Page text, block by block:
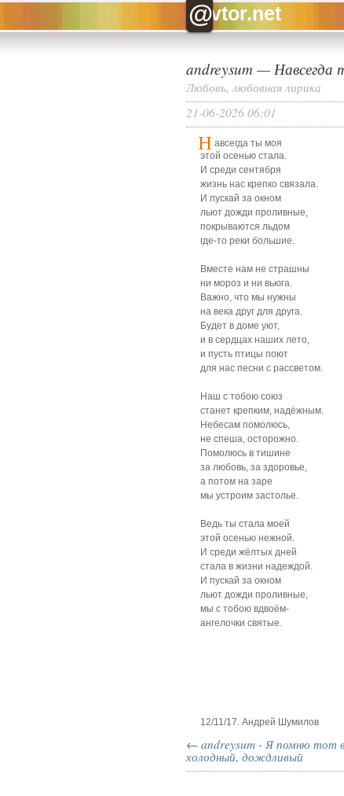
@vtor.net
andreysum— Навсегда
Любовь, любовная лирика
21-06-2026 06:01
Н авсегда ты моя
этой осенью стала.
И среди сентября
жизнь нас крепко связала.
И пускай за окном
льют дожди проливные,
покрываются льдом
где-то реки большие.
Вместе нам не страшны
ни мороз и ни вьюга.
Важно, что мы нужны
на века друг для друга.
Будет в доме уют,
и в сердцах наших лето,
и пусть птицы поют
для нас песни с рассветом.
Наш с тобою союз
станет крепким, надёжным.
Небесам помолюсь,
не спеша, осторожно.
Помолюсь в тишине
за любовь, за здоровье,
а потом на заре
мы устроим застолье.
Ведь ты стала моей
этой осенью нежной.
И среди жёлтых дней
стала в жизни надеждой.
И пускай за окном
льют дожди проливные,
мы с тобою вдвоём-
ангелочки святые.
12/11/17. Андрей Шумилов
← andreysum - Я помню тот
холодный, дождливый